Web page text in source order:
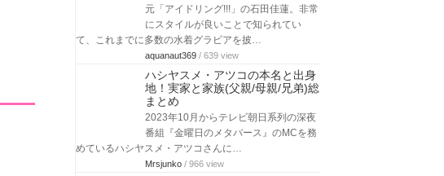
元「アイドリング!!!」の石田佳蓮。非常
にスタイルが良いことで知られてい
て、これまでに多数の水着グラビアを披…
aquanaut369 / 639 view
ハシヤスメ・アツコの本名と出身
地！実家と家族(父親/母親/兄弟)総
まとめ
2023年10月からテレビ朝日系列の深夜
番組『金曜日のメタバース』のMCを務
めているハシヤスメ・アツコさんに…
Mrsjunko / 966 view